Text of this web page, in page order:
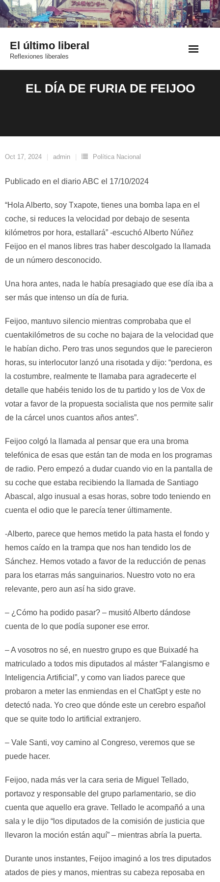
Saltar
al
El último liberal
Reflexiones liberales
EL DÍA DE FURIA DE FEIJOO
Oct 17, 2024 admin Política Nacional
Publicado en el diario ABC el 17/10/2024
“Hola Alberto, soy Txapote, tienes una bomba lapa en el
coche, si reduces la velocidad por debajo de sesenta
kilómetros por hora, estallará” -escuchó Alberto Núñez
Feijoo en el manos libres tras haber descolgado la llamada
de un número desconocido.
Una hora antes, nada le había presagiado que ese día iba a
ser más que intenso un día de furia.
Feijoo, mantuvo silencio mientras comprobaba que el
cuentakilómetros de su coche no bajara de la velocidad que
le habían dicho. Pero tras unos segundos que le parecieron
horas, su interlocutor lanzó una risotada y dijo: “perdona, es
la costumbre, realmente te llamaba para agradecerte el
detalle que habéis tenido los de tu partido y los de Vox de
votar a favor de la propuesta socialista que nos permite salir
de la cárcel unos cuantos años antes”.
Feijoo colgó la llamada al pensar que era una broma
telefónica de esas que están tan de moda en los programas
de radio. Pero empezó a dudar cuando vio en la pantalla de
su coche que estaba recibiendo la llamada de Santiago
Abascal, algo inusual a esas horas, sobre todo teniendo en
cuenta el odio que le parecía tener últimamente.
-Alberto, parece que hemos metido la pata hasta el fondo y
hemos caído en la trampa que nos han tendido los de
Sánchez. Hemos votado a favor de la reducción de penas
para los etarras más sanguinarios. Nuestro voto no era
relevante, pero aun así ha sido grave.
– ¿Cómo ha podido pasar? – musitó Alberto dándose
cuenta de lo que podía suponer ese error.
– A vosotros no sé, en nuestro grupo es que Buixadé ha
matriculado a todos mis diputados al máster “Falangismo e
Inteligencia Artificial”, y como van liados parece que
probaron a meter las enmiendas en el ChatGpt y este no
detectó nada. Yo creo que dónde este un cerebro español
que se quite todo lo artificial extranjero.
– Vale Santi, voy camino al Congreso, veremos que se
puede hacer.
Feijoo, nada más ver la cara seria de Miguel Tellado,
portavoz y responsable del grupo parlamentario, se dio
cuenta que aquello era grave. Tellado le acompañó a una
sala y le dijo “los diputados de la comisión de justicia que
llevaron la moción están aquí” – mientras abría la puerta.
Durante unos instantes, Feijoo imaginó a los tres diputados
atados de pies y manos, mientras su cabeza reposaba en